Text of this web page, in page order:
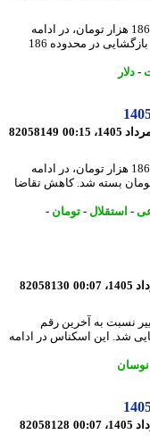
قیمت دلار روز یکشنبه با وجود بازگشایی در محدوده 186 هزار تومان، در ادامه
معاملات یک پله عقب قیمت دلار روز یکشنبه با وجود بازگشایی در محدوده 186
82058149
قیمت دلار روز یکشنبه با وجود بازگشایی در محدوده 186 هزار تومان، در ادامه
و روی رقم 185 هزار تومان بسته شد. کاهش تقاضا
استقلال-تومان-
82058130
بدون تغییر نسبت به آخرین رقم
بازگشایی شد. این اسکناس در ادامه
82058128